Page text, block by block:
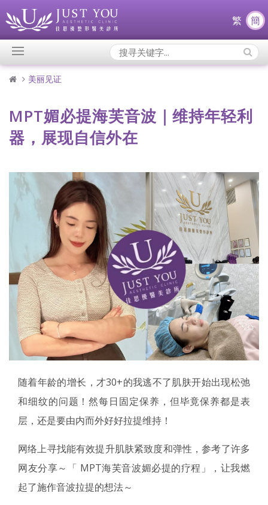
繁 簡
Search
Icons:
美丽见证
MPT媚必提海芙音波｜维持年轻利
器，展现自信外在
随着年龄的增长，才30+的我逃不了肌肤开始出现松弛
和细纹的问题！然每日固定保养，但毕竟保养都是表
层，还是要由内而外好好拉提维持！
网络上寻找能有效提升肌肤紧致度和弹性，参考了许多
网友分享～「 MPT海芙音波媚必提的疗程」，让我燃
起了施作音波拉提的想法～